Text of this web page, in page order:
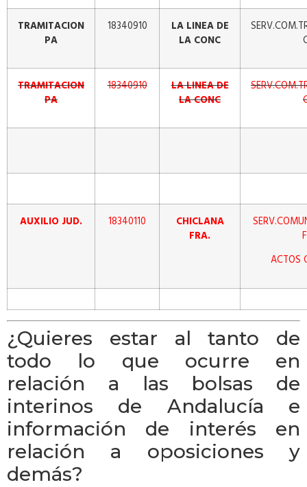
TRAMITACION
PA
18340910
LA LINEA DE
LA CONC
TRAMITACION
PA
18340910
LA LINEA DE
LA CONC
AUXILIO JUD. 18340110
CHICLANA
FRA.
ACTOS
¿Quieres estar al tanto de
todo lo que ocurre en
relación a las bolsas de
interinos de Andalucía e
información de interés en
relación a oposiciones y
demás?